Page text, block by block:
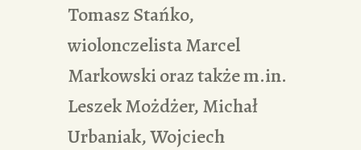
Tomasz Stańko,
wiolonczelista Marcel
Markowski oraz także m.in.
Leszek Możdżer, Michał
Urbaniak, Wojciech